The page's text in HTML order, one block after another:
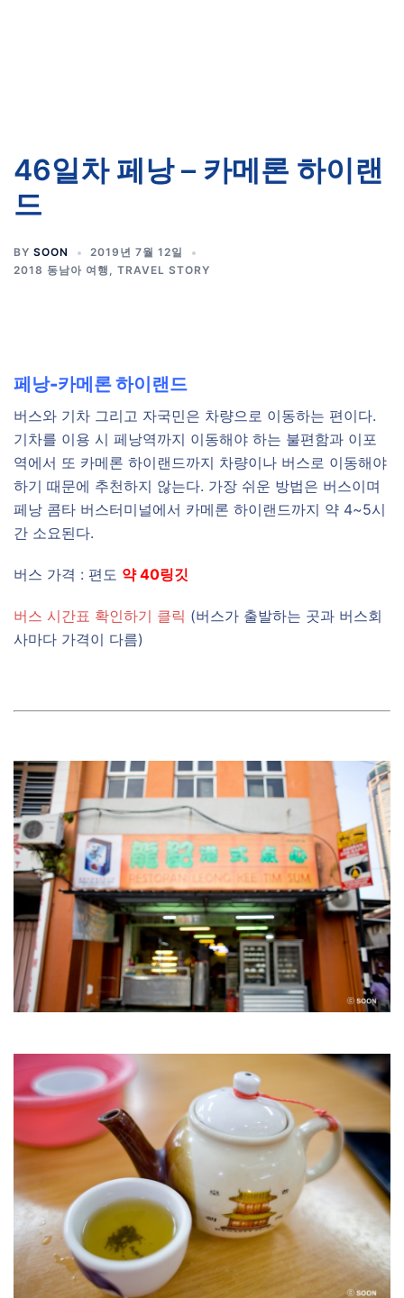
46일차 페낭 – 카메론 하이랜
드
BY SOON
2019년 7월 12일
2018 동남아 여행 , TRAVEL STORY
페낭-카메론 하이랜드
버스와 기차 그리고 자국민은 차량으로 이동하는 편이다.
기차를 이용 시 페낭역까지 이동해야 하는 불편함과 이포
역에서 또 카메론 하이랜드까지 차량이나 버스로 이동해야
하기 때문에 추천하지 않는다. 가장 쉬운 방법은 버스이며
페낭 콤타 버스터미널에서 카메론 하이랜드까지 약 4~5시
간 소요된다.
버스 가격 : 편도 약 40링깃
버스 시간표 확인하기 클릭 (버스가 출발하는 곳과 버스회
사마다 가격이 다름)